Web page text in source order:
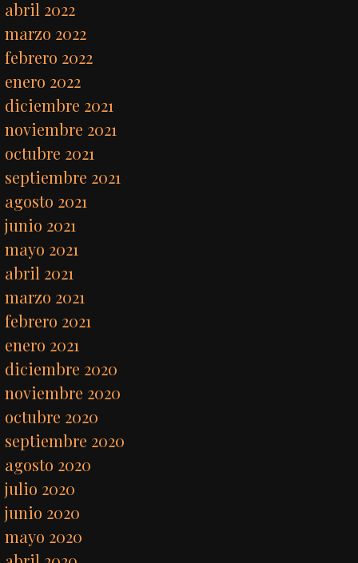
abril 2022
marzo 2022
febrero 2022
enero 2022
diciembre 2021
noviembre 2021
octubre 2021
septiembre 2021
agosto 2021
junio 2021
mayo 2021
abril 2021
marzo 2021
febrero 2021
enero 2021
diciembre 2020
noviembre 2020
octubre 2020
septiembre 2020
agosto 2020
julio 2020
junio 2020
mayo 2020